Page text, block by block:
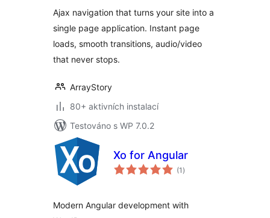
Player
Ajax navigation that turns your site into a
single page application. Instant page
loads, smooth transitions, audio/video
that never stops.
ArrayStory
80+ aktivních instalací
Testováno s WP 7.0.2
Xo for Angular
(1 celkové
hodnocení
)
Modern Angular development with